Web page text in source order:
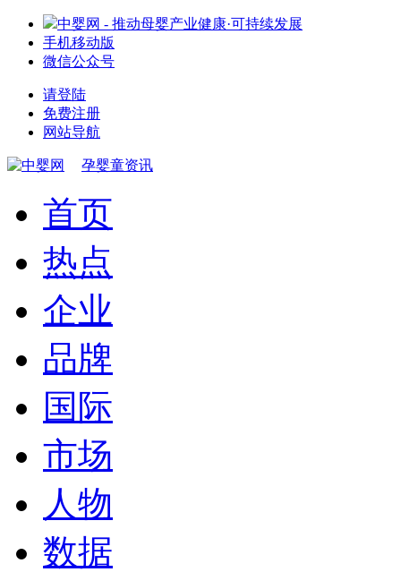
中婴网 - 推动母婴产业健康·可持续发展
手机移动版
微信公众号
请登陆
免费注册
网站导航
孕婴童资讯
首页
热点
企业
品牌
国际
市场
人物
数据